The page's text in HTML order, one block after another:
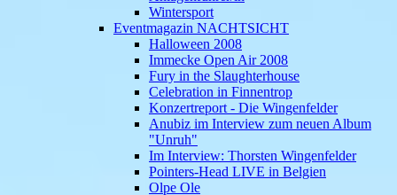
Wintersport
Eventmagazin NACHTSICHT
Halloween 2008
Immecke Open Air 2008
Fury in the Slaughterhouse
Celebration in Finnentrop
Konzertreport - Die Wingenfelder
Anubiz im Interview zum neuen Album
"Unruh"
Im Interview: Thorsten Wingenfelder
Pointers-Head LIVE in Belgien
Olpe Ole